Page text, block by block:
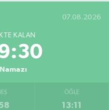
07.08.2026
KALAN
ÖĞLE
13:11